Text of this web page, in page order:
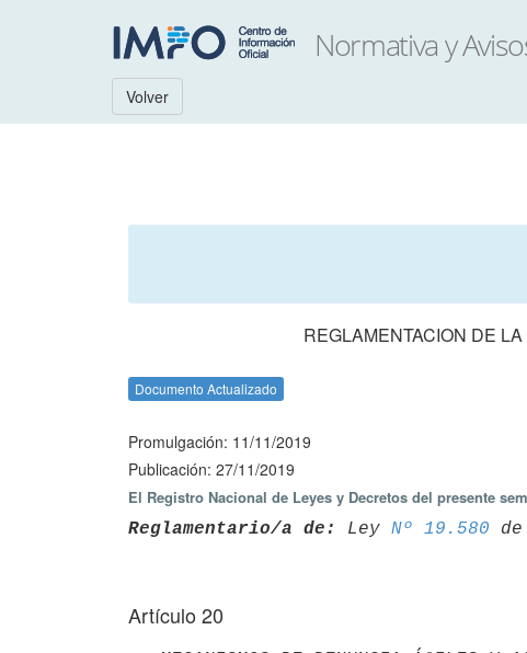
Volver
REGLAMENTACION DE
Documento Actualizado
Promulgación: 11/11/2019
Publicación: 27/11/2019
El Registro Nacional de Leyes y Decretos del presente
Reglamentario/a de: Ley Nº 19.580
Artículo 20